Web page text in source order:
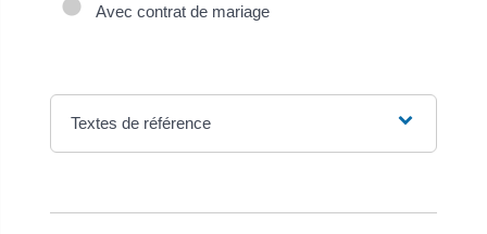
Avec contrat de mariage
Textes de référence